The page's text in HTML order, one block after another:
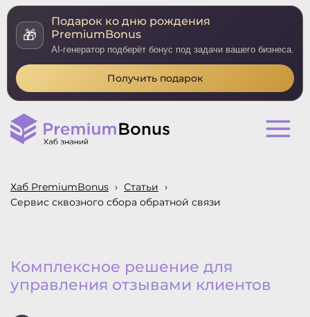
🎁
Подарок ко дню рождения
PremiumBonus
AI-генератор подберёт бонус под задачи вашего бизнеса.
Получить подарок
Хаб PremiumBonus › Статьи ›
Сервис сквозного сбора обратной связи
Комплексное решение для
управления отзывами клиентов